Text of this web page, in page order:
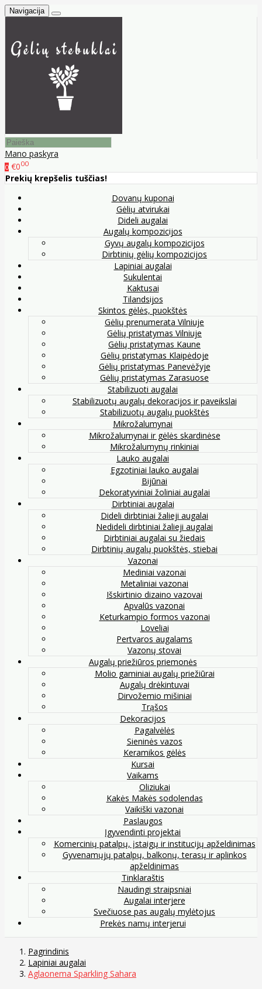
Navigacija
Mano paskyra
0 €000
Prekių krepšelis tuščias!
Dovanų kuponai
Gėlių atvirukai
Dideli augalai
Augalų kompozicijos
Gyvų augalų kompozicijos
Dirbtinių gėlių kompozicijos
Lapiniai augalai
Sukulentai
Kaktusai
Tilandsijos
Skintos gėlės, puokštės
Gėlių prenumerata Vilniuje
Gėlių pristatymas Vilniuje
Gėlių pristatymas Kaune
Gėlių pristatymas Klaipėdoje
Gėlių pristatymas Panevėžyje
Gėlių pristatymas Zarasuose
Stabilizuoti augalai
Stabilizuotų augalų dekoracijos ir paveikslai
Stabilizuotų augalų puokštės
Mikrožalumynai
Mikrožalumynai ir gėlės skardinėse
Mikrožalumynų rinkiniai
Lauko augalai
Egzotiniai lauko augalai
Bijūnai
Dekoratyviniai žoliniai augalai
Dirbtiniai augalai
Dideli dirbtiniai žalieji augalai
Nedideli dirbtiniai žalieji augalai
Dirbtiniai augalai su žiedais
Dirbtinių augalų puokštės, stiebai
Vazonai
Mediniai vazonai
Metaliniai vazonai
Išskirtinio dizaino vazovai
Apvalūs vazonai
Keturkampio formos vazonai
Loveliai
Pertvaros augalams
Vazonų stovai
Augalų priežiūros priemonės
Molio gaminiai augalų priežiūrai
Augalų drėkintuvai
Dirvožemio mišiniai
Trąšos
Dekoracijos
Pagalvėlės
Sieninės vazos
Keramikos gėlės
Kursai
Vaikams
Oliziukai
Kakės Makės sodolendas
Vaikiški vazonai
Paslaugos
Įgyvendinti projektai
Komercinių patalpų, įstaigų ir institucijų apželdinimas
Gyvenamųjų patalpų, balkonų, terasų ir aplinkos
apželdinimas
Tinklaraštis
Naudingi straipsniai
Augalai interjere
Svečiuose pas augalų mylėtojus
Prekės namų interjerui
Pagrindinis
Lapiniai augalai
Aglaonema Sparkling Sahara